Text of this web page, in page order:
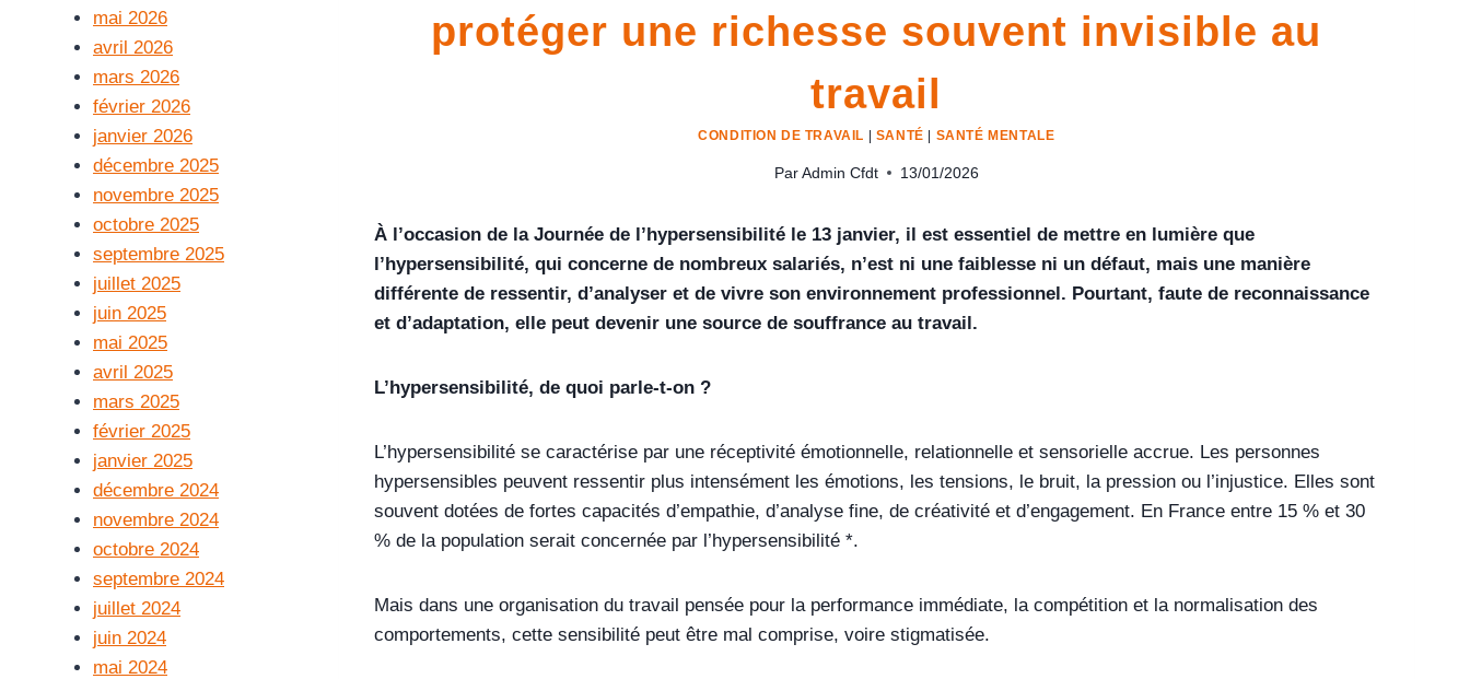
protéger une richesse souvent invisible au
travail
CONDITION DE TRAVAIL SANTÉ SANTÉ MENTALE
Par Admin Cfdt 13/01/2026
À l’occasion de la Journée de l’hypersensibilité le 13 janvier, il est essentiel de mettre en lumière que
l’hypersensibilité, qui concerne de nombreux salariés, n’est ni une faiblesse ni un défaut, mais une manière
différente de ressentir, d’analyser et de vivre son environnement professionnel. Pourtant, faute de reconnaissance
et d’adaptation, elle peut devenir une source de souffrance au travail.
L’hypersensibilité, de quoi parle-t-on ?
L’hypersensibilité se caractérise par une réceptivité émotionnelle, relationnelle et sensorielle accrue. Les personnes
hypersensibles peuvent ressentir plus intensément les émotions, les tensions, le bruit, la pression ou l’injustice. Elles sont
souvent dotées de fortes capacités d’empathie, d’analyse fine, de créativité et d’engagement. En France entre 15 % et 30
% de la population serait concernée par l’hypersensibilité *.
Mais dans une organisation du travail pensée pour la performance immédiate, la compétition et la normalisation des
comportements, cette sensibilité peut être mal comprise, voire stigmatisée.
mai 2026
avril 2026
mars 2026
février 2026
janvier 2026
décembre 2025
novembre 2025
octobre 2025
septembre 2025
juillet 2025
juin 2025
mai 2025
avril 2025
mars 2025
février 2025
janvier 2025
décembre 2024
novembre 2024
octobre 2024
septembre 2024
juillet 2024
juin 2024
mai 2024